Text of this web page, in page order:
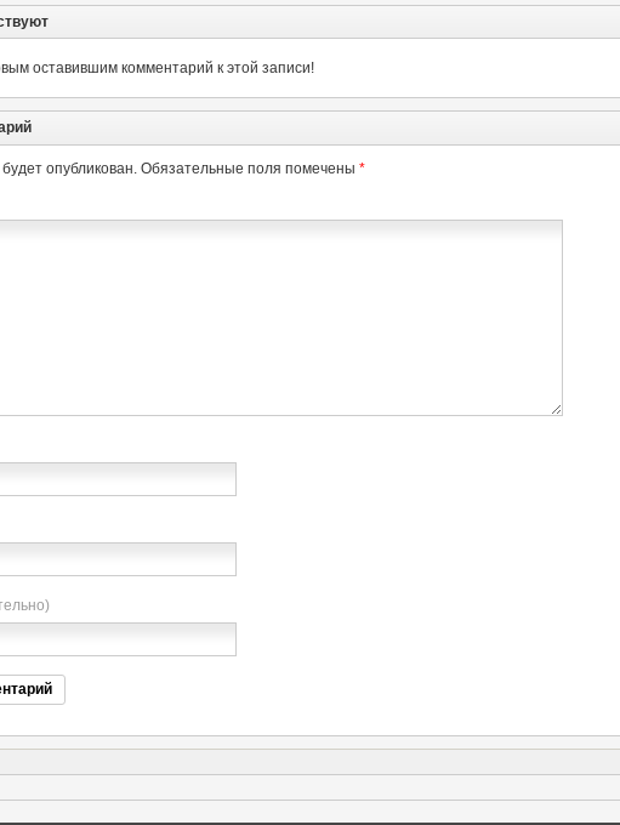
оставившим комментарий к этой записи!
опубликован. Обязательные поля помечены *